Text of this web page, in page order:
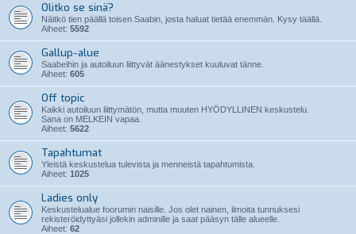
Olitko se sinä?
Näitkö tien päällä toisen Saabin, josta haluat tietää enemmän. Kysy täällä.
Aiheet: 5592
Gallup-alue
Saabeihin ja autoiluun liittyvät äänestykset kuuluvat tänne.
Aiheet: 605
Off topic
Kaikki autoiluun liittymätön, mutta muuten HYÖDYLLINEN keskustelu.
Sana on MELKEIN vapaa.
Aiheet: 5622
Tapahtumat
Yleistä keskustelua tulevista ja menneistä tapahtumista.
Aiheet: 1025
Ladies only
Keskustelualue foorumin naisille. Jos olet nainen, ilmoita tunnuksesi
rekisteröidyttyäsi jollekin adminille ja saat pääsyn tälle alueelle.
Aiheet: 62